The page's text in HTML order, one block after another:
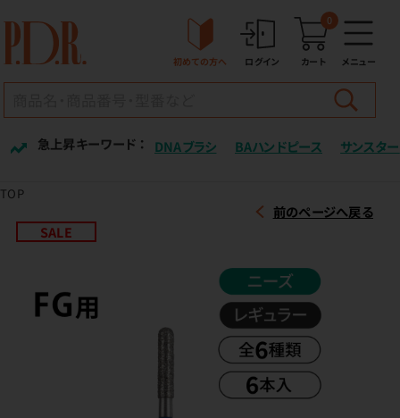
初めての方へ ログイン カート
0
メニュー
急上昇キーワード ： DNAブラシ BAハンドピース サンスター
TOP
前のページへ戻る
SALE